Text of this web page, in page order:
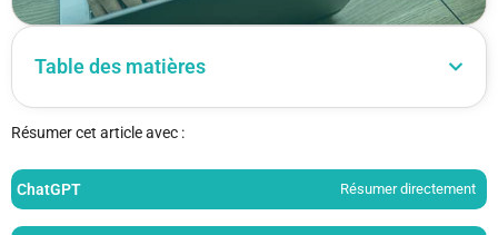
Table des matières
Résumer cet article avec :
ChatGPT Résumer directement